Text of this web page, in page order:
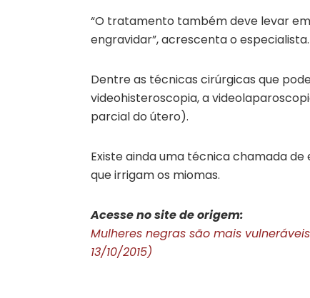
“O tratamento também deve levar
engravidar”, acrescenta o especialista.
Dentre as técnicas cirúrgicas que
videohisteroscopia, a
parcial do útero).
Existe ainda uma técnica chamada
que irrigam os miomas.
Acesse no site de origem:
Mulheres negras são mais
13/10/2015)